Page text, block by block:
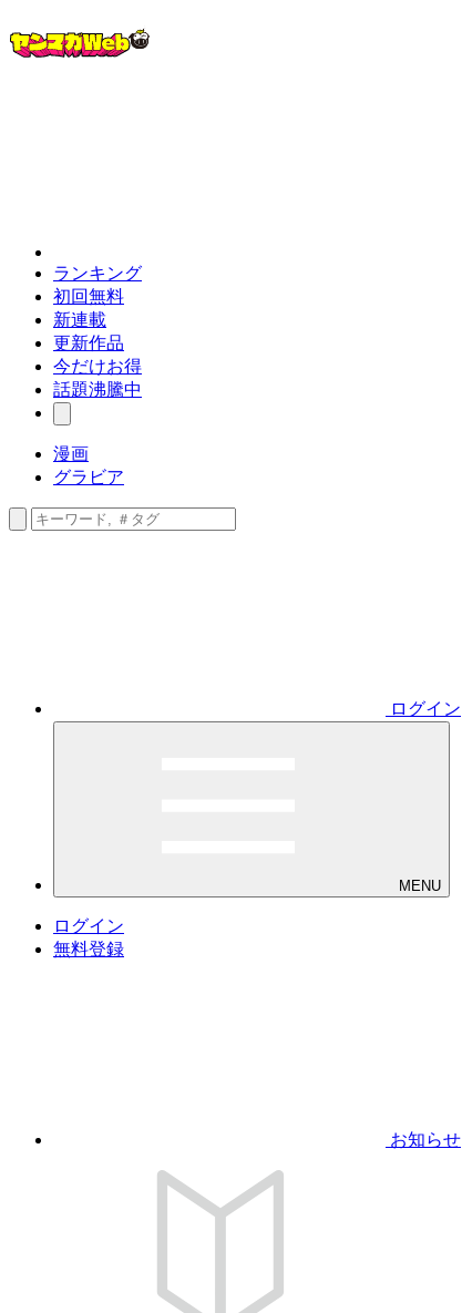
ランキング
初回無料
新連載
更新作品
今だけお得
話題沸騰中
漫画
グラビア
ログイン
MENU
ログイン
無料登録
お知らせ